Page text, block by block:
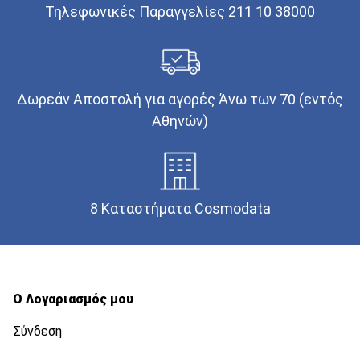
Τηλεφωνικές Παραγγελίες 211 10 38000
Δωρεάν Αποστολή για αγορές Άνω των 70 (εντός
Αθηνών)
8 Καταστήματα Cosmodata
Ο Λογαριασμός μου
Σύνδεση